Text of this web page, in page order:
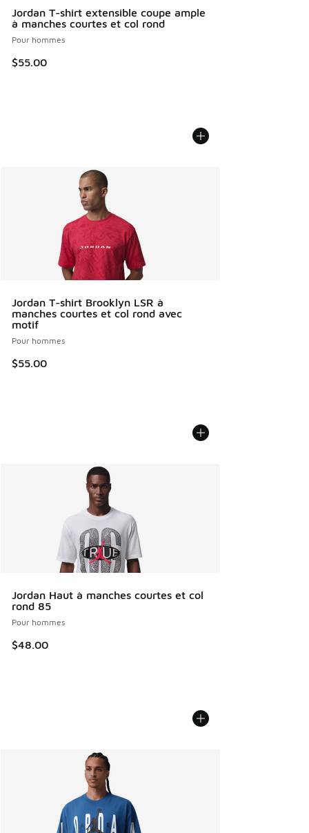
Jordan T-shirt extensible coupe ample
à manches courtes et col rond
Pour hommes
$55.00
Jordan T-shirt Brooklyn LSR à
manches courtes et col rond avec
motif
Pour hommes
$55.00
Jordan Haut à manches courtes et col
rond 85
Pour hommes
$48.00